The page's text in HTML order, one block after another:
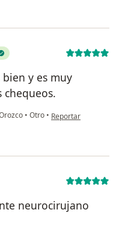
y es muy
• Otro • en opinión del
Reportar
neurocirujano